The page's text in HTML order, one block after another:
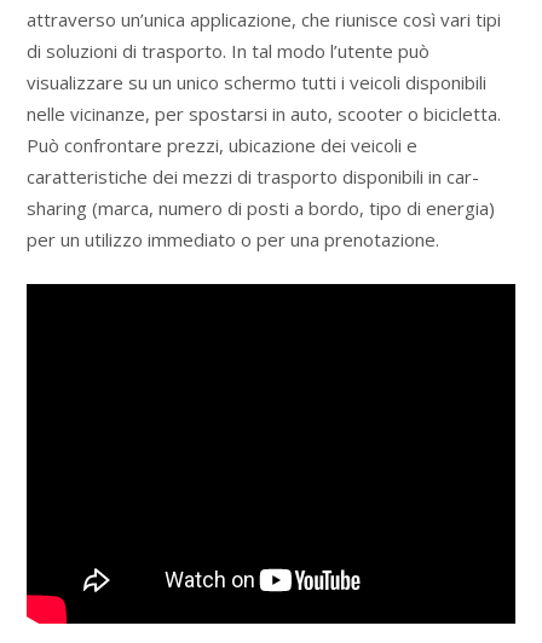
attraverso un’unica applicazione, che riunisce così vari tipi
di soluzioni di trasporto. In tal modo l’utente può
visualizzare su un unico schermo tutti i veicoli disponibili
nelle vicinanze, per spostarsi in auto, scooter o bicicletta.
Può confrontare prezzi, ubicazione dei veicoli e
caratteristiche dei mezzi di trasporto disponibili in car-
sharing (marca, numero di posti a bordo, tipo di energia)
per un utilizzo immediato o per una prenotazione.